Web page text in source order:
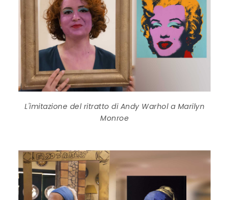
L'imitazione del ritratto di Andy Warhol a Marilyn
Monroe